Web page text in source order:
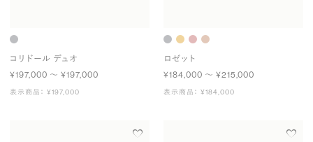
コリドール デュオ
¥197,000 〜 ¥197,000
表示商品： ¥197,000
ロゼット
¥184,000 〜 ¥215,000
表示商品： ¥184,000